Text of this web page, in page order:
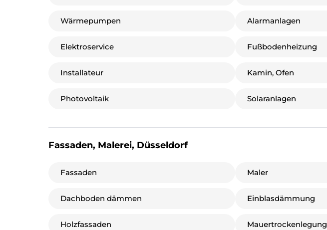
Wärmepumpen Alarmanlagen
Elektroservice Fußbodenheizung
Installateur Kamin, Ofen
Photovoltaik Solaranlagen
Fassaden, Malerei, Düsseldorf
Fassaden Maler
Dachboden dämmen Einblasdämmung
Holzfassaden Mauertrockenlegung